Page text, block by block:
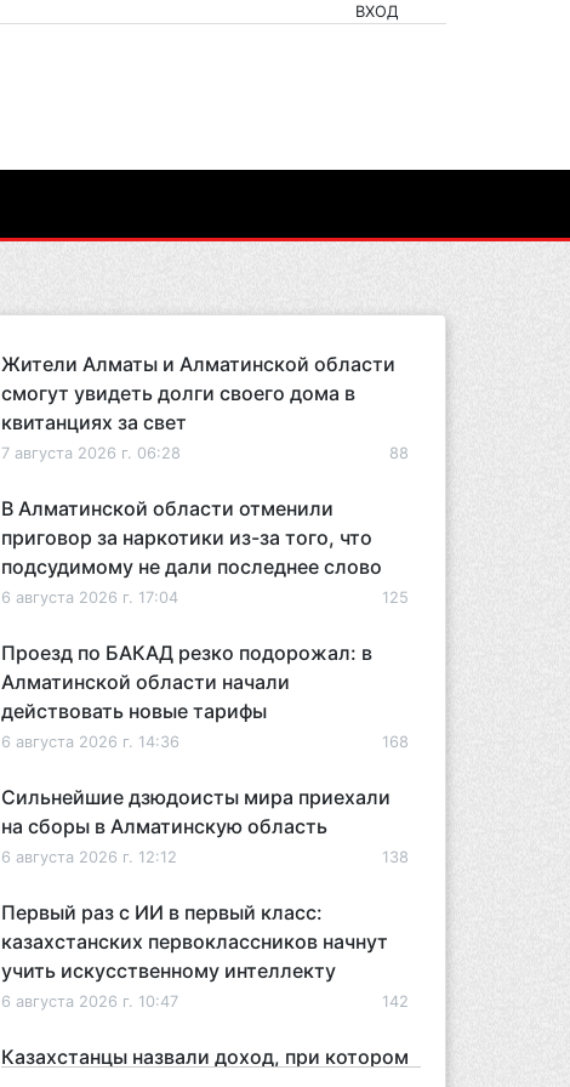
ВХОД
Жители Алматы и Алматинской области
смогут увидеть долги своего дома в
квитанциях за свет
7 августа 2026 г. 06:28 88
В Алматинской области отменили
приговор за наркотики из-за того, что
подсудимому не дали последнее слово
6 августа 2026 г. 17:04 125
Проезд по БАКАД резко подорожал: в
Алматинской области начали
действовать новые тарифы
6 августа 2026 г. 14:36 168
Сильнейшие дзюдоисты мира приехали
на сборы в Алматинскую область
6 августа 2026 г. 12:12 138
Первый раз с ИИ в первый класс:
казахстанских первоклассников начнут
учить искусственному интеллекту
6 августа 2026 г. 10:47 142
Казахстанцы назвали доход, при котором